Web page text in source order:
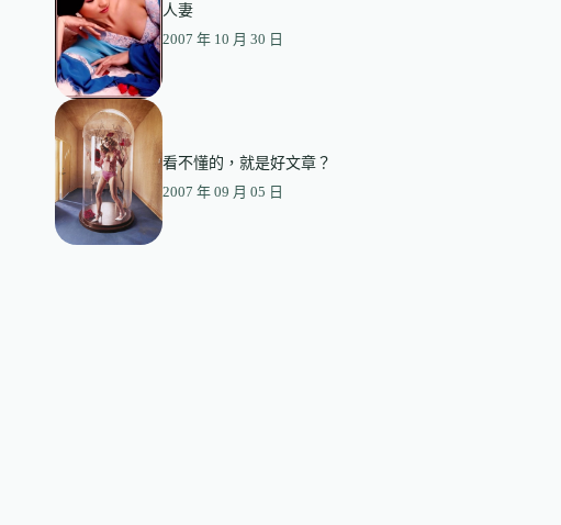
人妻
2007 年 10 月 30 日
看不懂的，就是好文章？
2007 年 09 月 05 日